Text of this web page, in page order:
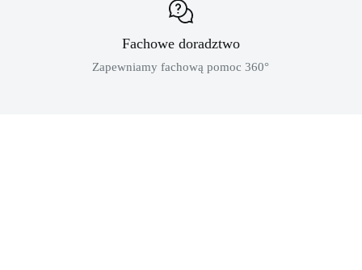
Fachowe doradztwo
Zapewniamy fachową pomoc 360°